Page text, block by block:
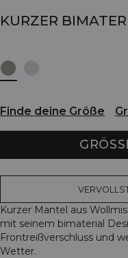
KURZER
Finde deine Größe
Kurzer Mantel aus
mit seinem bimaterial
Frontreißverschluss und
Wetter.